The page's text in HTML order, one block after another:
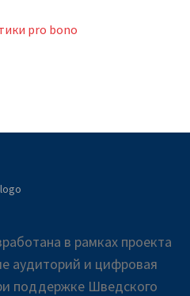
pro bono
в рамках проекта
аудиторий и цифровая
поддержке Шведского